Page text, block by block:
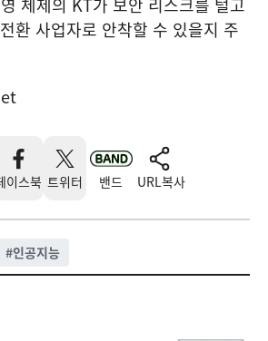
체제의 KT가 보안 리스크를 털고
환 사업자로 안착할 수 있을지 주
이스북 트위터 밴드 URL복사
#인공지능